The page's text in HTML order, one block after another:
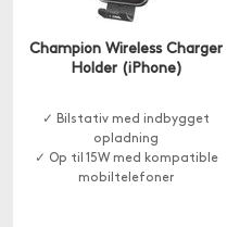
Champion Wireless Charger
Holder (iPhone)
✓ Bilstativ med indbygget
opladning
✓ Op til 15W med kompatible
mobiltelefoner